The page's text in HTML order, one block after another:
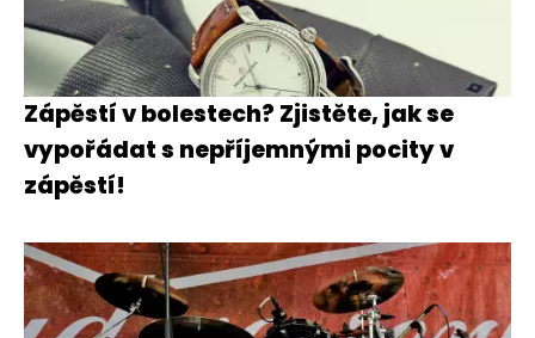
Zápěstí v bolestech? Zjistěte, jak se
vypořádat s nepříjemnými pocity v
zápěstí!